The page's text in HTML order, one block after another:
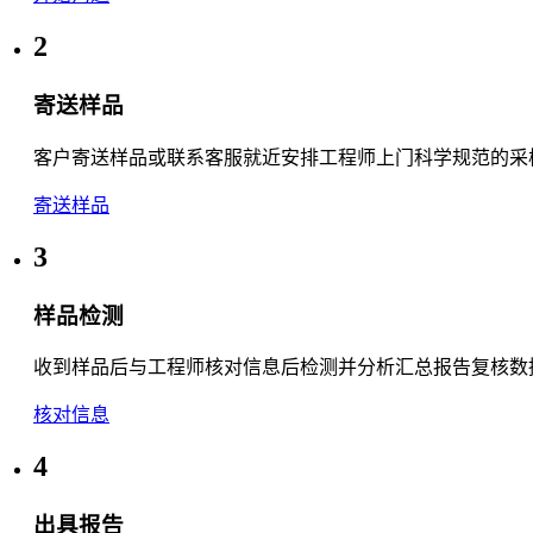
2
寄送样品
客户寄送样品或联系客服就近安排工程师上门科学规范的采
寄送样品
3
样品检测
收到样品后与工程师核对信息后检测并分析汇总报告复核数
核对信息
4
出具报告